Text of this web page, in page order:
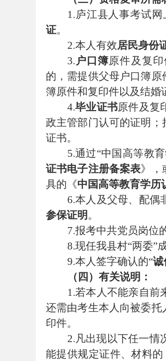
1.庐江县人事考试
证。
2.本人有效居民身份
3.户口簿原件及复
的，需提供父母户口簿
簿原件和复印件以及结婚
4.毕业证书原件及复
政主管部门认可的证明
证书。
5.通过“中国高等教
证书电子注册备案表》，
具的《中国高等教育学历
6.本人及父母、配偶
参保证明 。
7.报考中共党员岗位
8.现任我县村“两委”
9.本人签字确认的“诚
（ 四 ） 有关说明：
1.若本人不能亲自前
还需由考生本人向被委
印件。
2.凡出现以下任一情
能提供规定证件、材料的